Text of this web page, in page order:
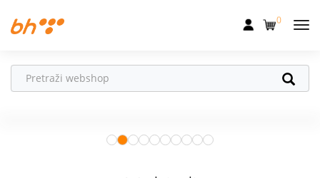
Fiksna
0
Apple Watch– vaš partner za
zdraviji i aktivniji život.